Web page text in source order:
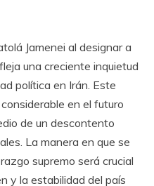
Jamenei al designar a
una creciente inquietud
política en Irán. Este
en el futuro
de un descontento
La manera en que se
supremo será crucial
y la estabilidad del país